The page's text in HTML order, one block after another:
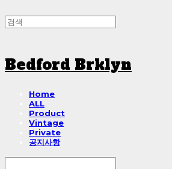
Bedford Brklyn
Home
ALL
Product
Vintage
Private
공지사항